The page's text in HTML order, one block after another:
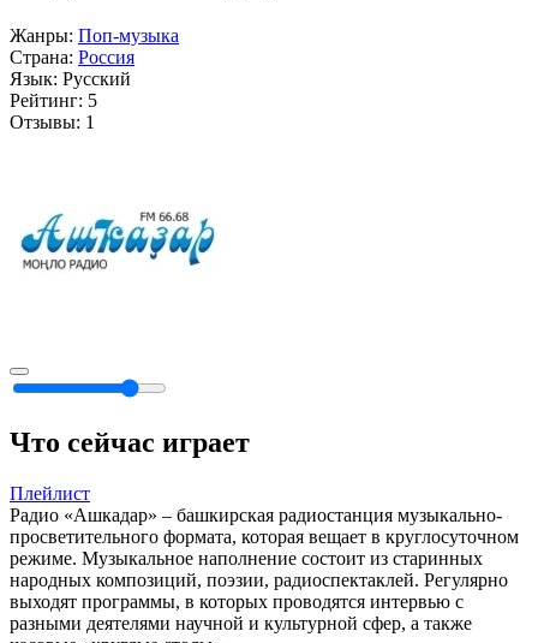
Жанры: Поп-музыка
Страна: Россия
Язык: Русский
Рейтинг: 5
Отзывы: 1
Что сейчас играет
Плейлист
Радио «Ашкадар» – башкирская радиостанция музыкально-
просветительного формата, которая вещает в круглосуточном
режиме. Музыкальное наполнение состоит из старинных
народных композиций, поэзии, радиоспектаклей. Регулярно
выходят программы, в которых проводятся интервью с
разными деятелями научной и культурной сфер, а также